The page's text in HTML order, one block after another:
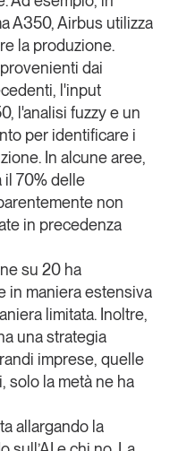
A350, Airbusutilizza
la produzione.
dai
l'input
l'analisi fuzzye un
per identificare i
In alcune aree,
il 70% delle
non
in precedenza
su 20 ha
in maniera estensiva
limitata. Inoltre,
una strategia
imprese, quelle
solo la metà ne ha
allargando la